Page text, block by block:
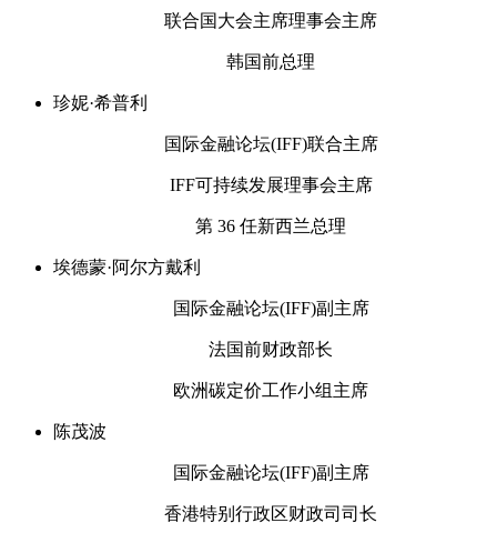
联合国大会主席理事会主席
韩国前总理
珍妮·希普利
国际金融论坛(IFF)联合主席
IFF可持续发展理事会主席
第 36 任新西兰总理
埃德蒙·阿尔方戴利
国际金融论坛(IFF)副主席
法国前财政部长
欧洲碳定价工作小组主席
陈茂波
国际金融论坛(IFF)副主席
香港特别行政区财政司司长